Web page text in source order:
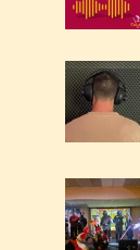
r
h
e
: